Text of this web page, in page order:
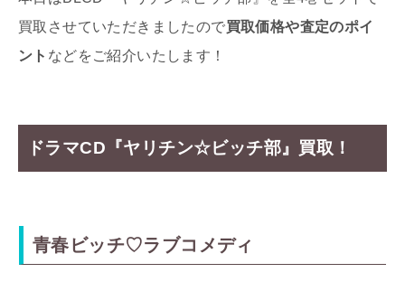
買取させていただきましたので買取価格や査定のポイ
ント などをご紹介いたします！
ドラマCD『ヤリチン☆ビッチ部』買取！
青春ビッチ♡ラブコメディ